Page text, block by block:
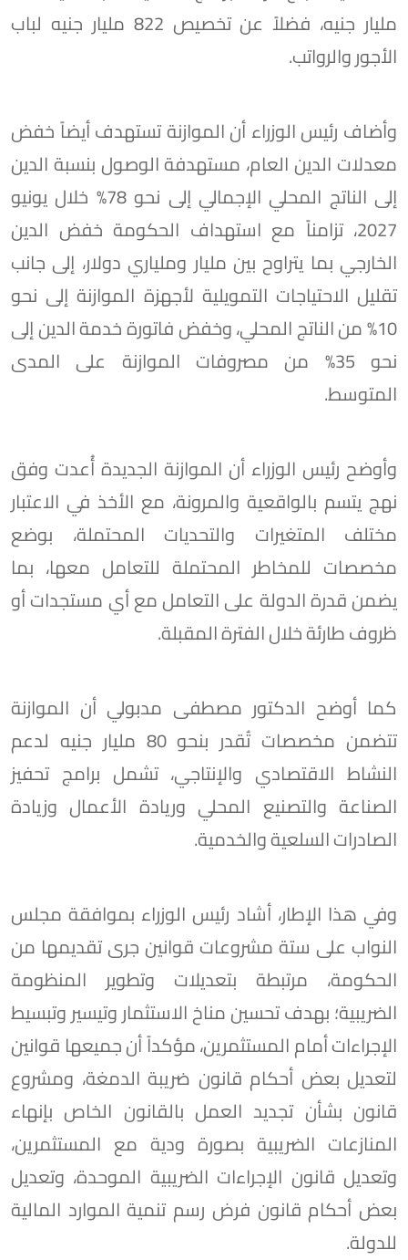
مليار جنيه، فضلاً عن تخصيص 822 مليار جنيه لباب
الأجور والرواتب.
وأضاف رئيس الوزراء أن الموازنة تستهدف أيضاً خفض
معدلات الدين العام، مستهدفة الوصول بنسبة الدين
إلى الناتج المحلي الإجمالي إلى نحو 78% خلال يونيو
2027، تزامناً مع استهداف الحكومة خفض الدين
الخارجي بما يتراوح بين مليار وملياري دولار، إلى جانب
تقليل الاحتياجات التمويلية لأجهزة الموازنة إلى نحو
10% من الناتج المحلي، وخفض فاتورة خدمة الدين إلى
نحو 35% من مصروفات الموازنة على المدى
المتوسط.
وأوضح رئيس الوزراء أن الموازنة الجديدة أُعدت وفق
نهج يتسم بالواقعية والمرونة، مع الأخذ في الاعتبار
مختلف المتغيرات والتحديات المحتملة، بوضع
مخصصات للمخاطر المحتملة للتعامل معها، بما
يضمن قدرة الدولة على التعامل مع أي مستجدات أو
ظروف طارئة خلال الفترة المقبلة.
كما أوضح الدكتور مصطفى مدبولي أن الموازنة
تتضمن مخصصات تُقدر بنحو 80 مليار جنيه لدعم
النشاط الاقتصادي والإنتاجي، تشمل برامج تحفيز
الصناعة والتصنيع المحلي وريادة الأعمال وزيادة
الصادرات السلعية والخدمية.
وفي هذا الإطار، أشاد رئيس الوزراء بموافقة مجلس
النواب على ستة مشروعات قوانين جرى تقديمها من
الحكومة، مرتبطة بتعديلات وتطوير المنظومة
الضريبية؛ بهدف تحسين مناخ الاستثمار وتيسير وتبسيط
الإجراءات أمام المستثمرين، مؤكداً أن جميعها قوانين
لتعديل بعض أحكام قانون ضريبة الدمغة، ومشروع
قانون بشأن تجديد العمل بالقانون الخاص بإنهاء
المنازعات الضريبية بصورة ودية مع المستثمرين،
وتعديل قانون الإجراءات الضريبية الموحدة، وتعديل
بعض أحكام قانون فرض رسم تنمية الموارد المالية
للدولة.